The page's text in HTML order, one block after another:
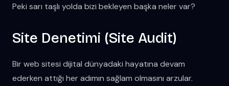
Peki sarı taşlı yolda bizi bekleyen başka neler var?
Site Denetimi (Site Audit)
Bir web sitesi dijital dünyadaki hayatına devam
ederken attığı her adımın sağlam olmasını arzular.